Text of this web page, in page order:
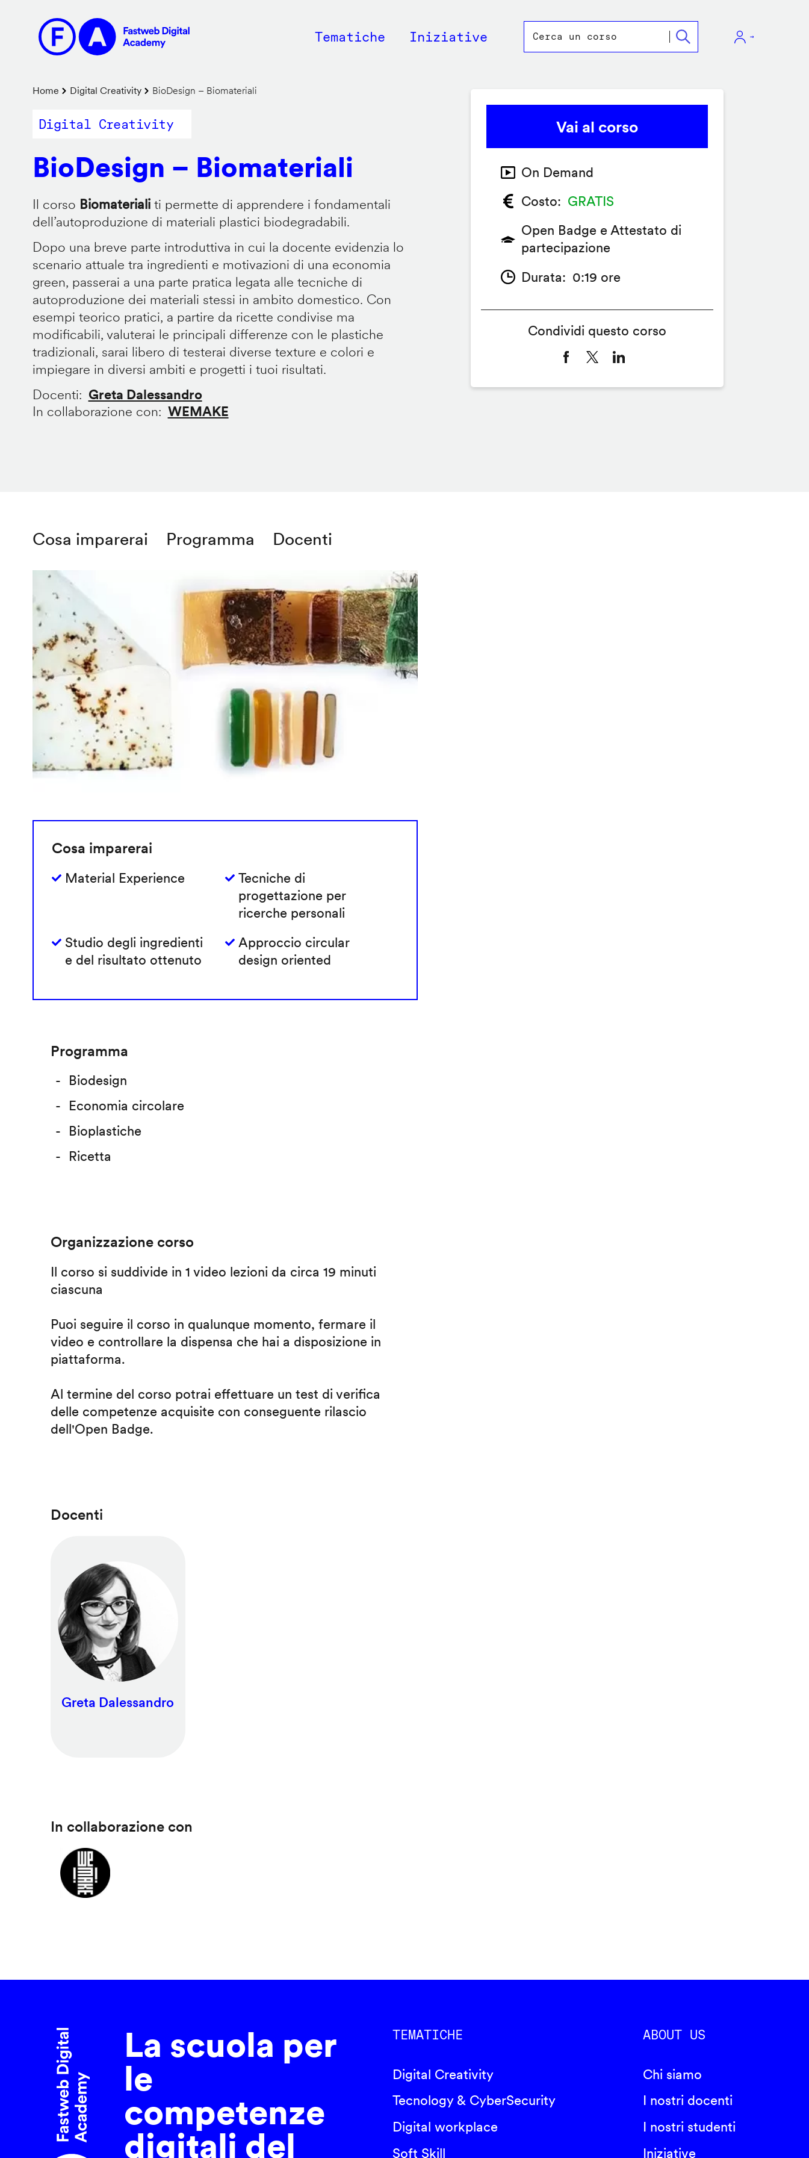
contenuto
principale
Main
Tematiche Iniziative
Briciole
di
Home Digital Creativity BioDesign – Biomateriali
Digital Creativity
BioDesign – Biomateriali
Il corso Biomaterialiti permette di apprendere i fondamentali
dell’autoproduzione di materiali plastici biodegradabili.
Dopo una breve parte introduttiva in cui la docente evidenzia lo
scenario attuale tra ingredienti e motivazioni di una economia
green, passerai a una parte pratica legata alle tecniche di
autoproduzione dei materiali stessi in ambito domestico. Con
esempi teorico pratici, a partire da ricette condivise ma
modificabili, valuterai le principali differenze con le plastiche
tradizionali, sarai libero di testerai diverse texture e colori e
impiegare in diversi ambiti e progetti i tuoi risultati.
Docenti
Greta Dalessandro
In collaborazione con
WEMAKE
Cosa imparerai Programma Docenti
Cosa imparerai
Material Experience
Tecniche di
progettazione per
ricerche personali
Studio degli ingredienti
e del risultato ottenuto
Approccio circular
design oriented
Programma
Biodesign
Economia circolare
Bioplastiche
Ricetta
Organizzazione corso
Il corso si suddivide in 1 video lezioni da circa 19 minuti
ciascuna
Puoi seguire il corso in qualunque momento, fermare il
video e controllare la dispensa che hai a disposizione in
piattaforma.
Al termine del corso potrai effettuare un test di verifica
delle competenze acquisite con conseguente rilascio
dell'Open Badge.
Docenti
Greta Dalessandro
In collaborazione con
Vai al corso
On Demand
Costo
GRATIS
Open Badge e Attestato di
partecipazione
Durata
0:19 ore
Condividi questo corso
La scuola per
le
competenze
digitali del
TEMATICHE
Digital Creativity
Tecnology & CyberSecurity
Digital workplace
Soft Skill
ABOUT US
Chi siamo
I nostri docenti
I nostri studenti
Iniziative